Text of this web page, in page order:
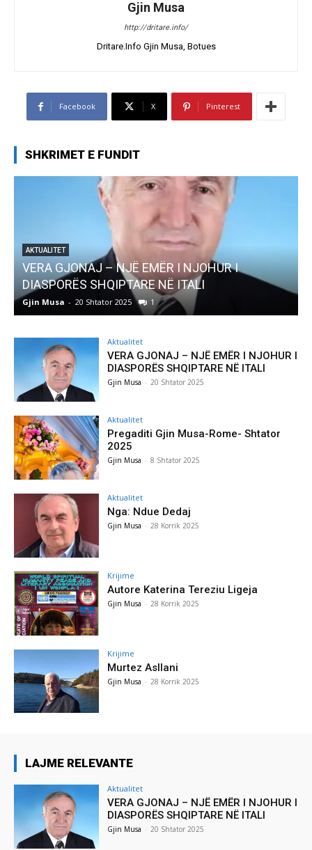
Gjin Musa
http://dritare.info/
Dritare.Info Gjin Musa, Botues
Facebook X Pinterest
SHKRIMET E FUNDIT
AKTUALITET
Pregaditi Gjin Musa-Rome- Shtator 2025
Gjin Musa - 8 Shtator 2025 0
Aktualitet
VERA GJONAJ – NJË EMËR I NJOHUR I
DIASPORËS SHQIPTARE NË ITALI
Gjin Musa - 20 Shtator 2025
Aktualitet
Pregaditi Gjin Musa-Rome- Shtator
2025
Gjin Musa - 8 Shtator 2025
Aktualitet
Nga: Ndue Dedaj
Gjin Musa - 28 Korrik 2025
Krijime
Autore Katerina Tereziu Ligeja
Gjin Musa - 28 Korrik 2025
Krijime
Murtez Asllani
Gjin Musa - 28 Korrik 2025
LAJME RELEVANTE
Aktualitet
VERA GJONAJ – NJË EMËR I NJOHUR I
DIASPORËS SHQIPTARE NË ITALI
Gjin Musa - 20 Shtator 2025